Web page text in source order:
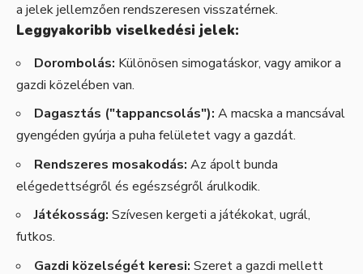
a jelek jellemzően rendszeresen visszatérnek.
Leggyakoribb viselkedési jelek:
Dorombolás: Különösen simogatáskor, vagy amikor a
gazdi közelében van.
Dagasztás ("tappancsolás"): A macska a mancsával
gyengéden gyúrja a puha felületet vagy a gazdát.
Rendszeres mosakodás: Az ápolt bunda
elégedettségről és egészségről árulkodik.
Játékosság: Szívesen kergeti a játékokat, ugrál,
futkos.
Gazdi közelségét keresi: Szeret a gazdi mellett